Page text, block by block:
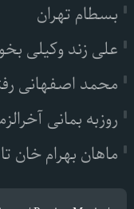
بسطام تهران
علی زند وکیلی
محمد اصفهانی
روزبه بمانی
ماهان بهرام خان